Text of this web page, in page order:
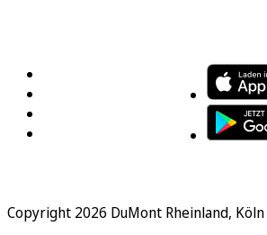
Copyright 2026 DuMont Rheinland, Köln